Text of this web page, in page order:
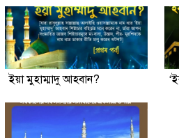
ইয়া মুহাম্মাদু আহবান?